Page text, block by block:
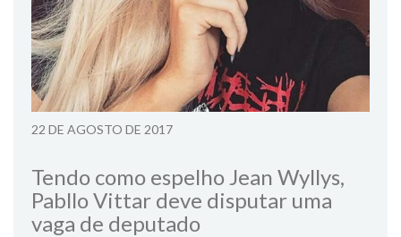
22 DE AGOSTO DE 2017
Tendo como espelho Jean Wyllys,
Pabllo Vittar deve disputar uma
vaga de deputado